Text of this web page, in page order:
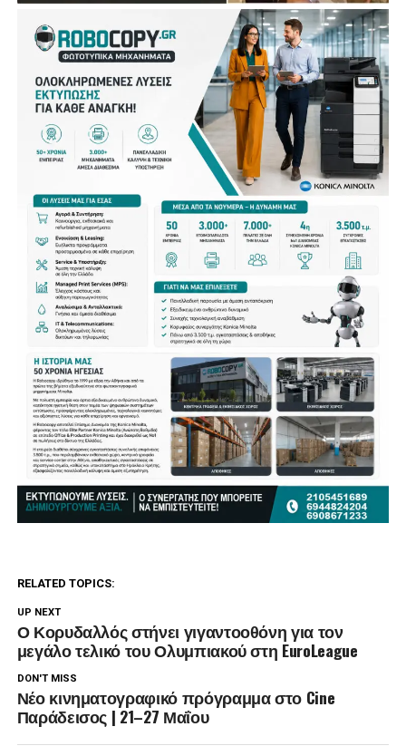
RELATED TOPICS:
UP NEXT
Ο Κορυδαλλός στήνει γιγαντοοθόνη για τον
μεγάλο τελικό του Ολυμπιακού στη EuroLeague
DON'T MISS
Νέο κινηματογραφικό πρόγραμμα στο Cine
Παράδεισος | 21–27 Μαΐου